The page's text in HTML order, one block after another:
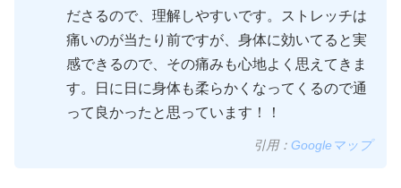
ださるので、理解しやすいです。ストレッチは
痛いのが当たり前ですが、身体に効いてると実
感できるので、その痛みも心地よく思えてきま
す。日に日に身体も柔らかくなってくるので通
って良かったと思っています！！
引用： Googleマップ